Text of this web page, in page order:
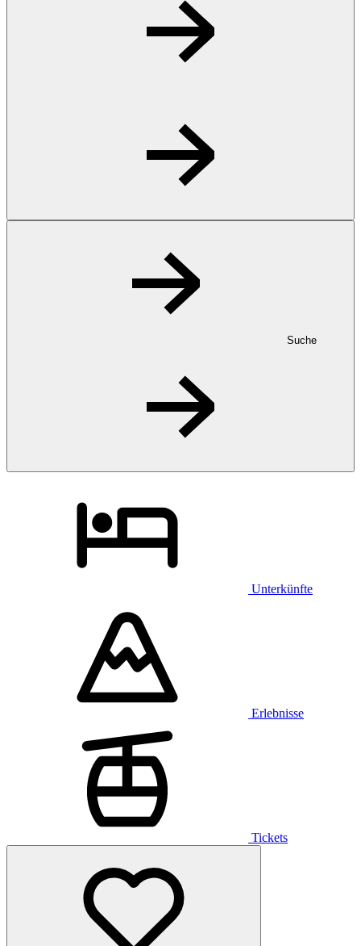
Suche
Unterkünfte
Erlebnisse
Tickets